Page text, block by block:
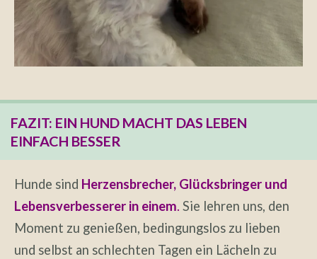
FAZIT: EIN HUND MACHT DAS LEBEN
EINFACH BESSER
Hunde sind Herzensbrecher, Glücksbringer und
Lebensverbesserer in einem. Sie lehren uns, den
Moment zu genießen, bedingungslos zu lieben
und selbst an schlechten Tagen ein Lächeln zu